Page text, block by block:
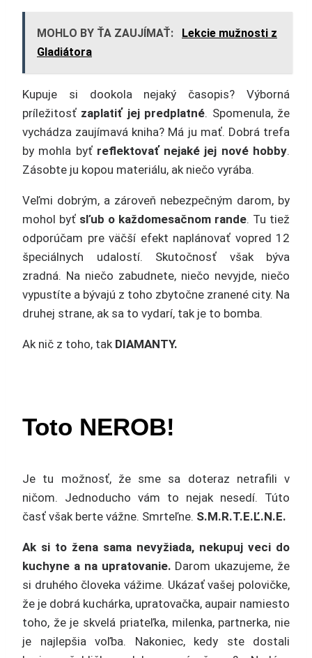
MOHLO BY ŤA ZAUJÍMAŤ:
Lekcie mužnosti z
Gladiátora
Kupuje si dookola nejaký časopis? Výborná
príležitosť zaplatiť jej predplatné. Spomenula, že
vychádza zaujímavá kniha? Má ju mať. Dobrá trefa
by mohla byť reflektovať nejaké jej nové hobby.
Zásobte ju kopou materiálu, ak niečo vyrába.
Veľmi dobrým, a zároveň nebezpečným darom, by
mohol byť sľub o každomesačnom rande. Tu tiež
odporúčam pre väčší efekt naplánovať vopred 12
špeciálnych udalostí. Skutočnosť však býva
zradná. Na niečo zabudnete, niečo nevyjde, niečo
vypustíte a bývajú z toho zbytočne zranené city. Na
druhej strane, ak sa to vydarí, tak je to bomba.
Ak nič z toho, tak DIAMANTY.
Toto NEROB!
Je tu možnosť, že sme sa doteraz netrafili v
ničom. Jednoducho vám to nejak nesedí. Túto
časť však berte vážne. Smrteľne. S.M.R.T.E.Ľ.N.E.
Ak si to žena sama nevyžiada, nekupuj veci do
kuchyne a na upratovanie. Darom ukazujeme, že
si druhého človeka vážime. Ukázať vašej polovičke,
že je dobrá kuchárka, upratovačka, aupair namiesto
toho, že je skvelá priateľka, milenka, partnerka, nie
je najlepšia voľba. Nakoniec, kedy ste dostali